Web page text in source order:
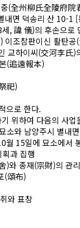
(全州柳氏全陵府院
내면 덕송리 산 10-1
, 諱 儀)의 후손으
이조참판이신 활탄
교하이씨(交河李氏)
(追遠報本)
祀)
으로 한다.
위하여 다음의 사업
와 남양주시 별내
15일에 묘소에서
과 집행
와 종재(宗財)의 관
(頌布)
와 표창